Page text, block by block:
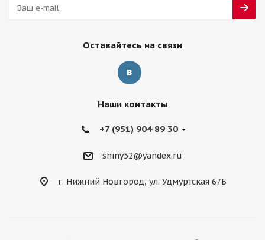
Оставайтесь на связи
Наши контакты
+7 (951) 904 89 30
shiny52@yandex.ru
г. Нижний Новгород, ул. Удмуртская 67Б